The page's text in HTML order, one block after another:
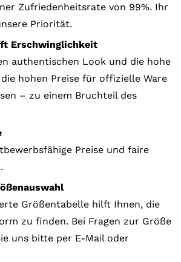
Zufriedenheitsrate von 99%. Ihr
Priorität.
Erschwinglichkeit
authentischen Look und die hohe
hohen Preise für offizielle Ware
– zu einem Bruchteil des
Preise und faire
Größentabelle hilft Ihnen, die
zu finden. Bei Fragen zur Größe
uns bitte per E-Mail oder